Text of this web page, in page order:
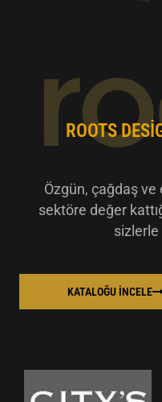
ROOTS
Özgün, çağdaş ve
sektöre değer
sizlerle
KATALOĞU İNCELE